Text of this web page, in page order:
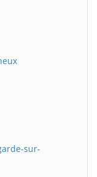
sur-